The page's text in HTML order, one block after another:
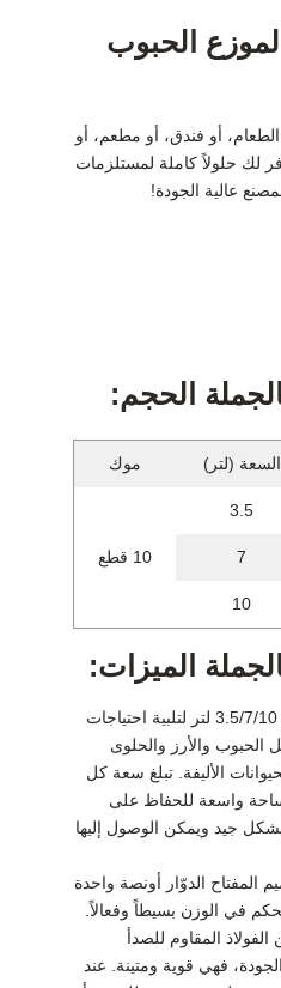
الحبوب
أو فندق، أو مطعم، أو
لك حلولاً كاملة لمستلزمات
عالية الجودة!
الحجم:
السعة (لتر) موك
3.5
10 قطع 7
10
الميزات:
: تتوفر سعة 3.5/7/10 لتر لتلبية احتياجات
الحبوب والأرز والحلوى
الأليفة. تبلغ سعة كل
مساحة واسعة للحفاظ على
جيد ويمكن الوصول إليها
المفتاح الدوّار أونصة واحدة
في الوزن بسيطاً وفعالاً.
المقاوم للصدأ
فهي قوية ومتينة. عند